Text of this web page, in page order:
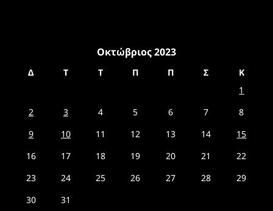
Οκτώβριος 2023
Δ Τ Τ Π Π Σ
Κ
1
2
3 4 5 6 7
8
9
10 11 12 13 14
15
16
17 18 19 20 21
22
23
24 25 26 27 28
29
30
31